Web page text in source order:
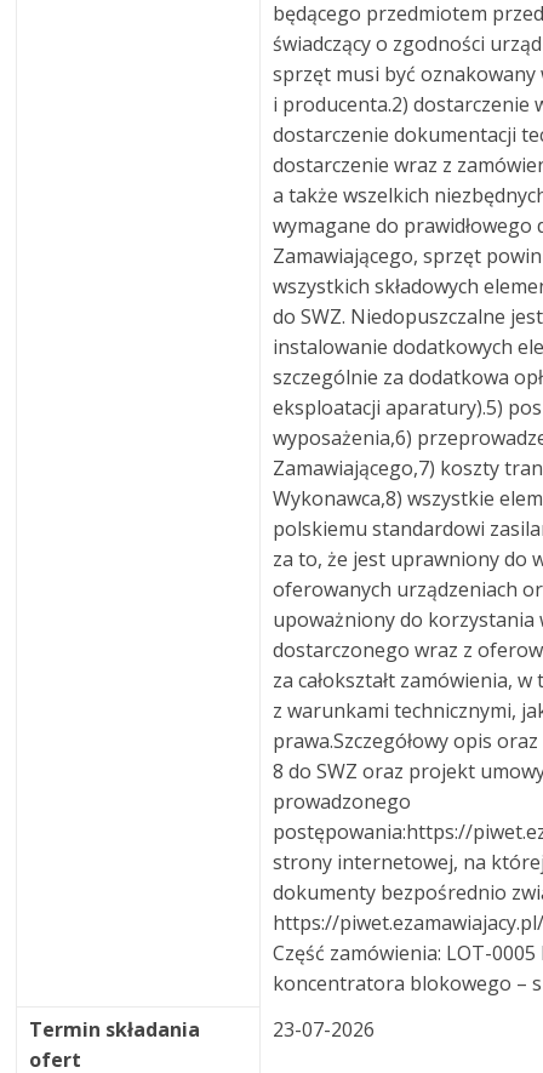
będącego przedmiotem
świadczący o zgodności
sprzęt musi być
i producenta.2) dostarczenie
dostarczenie dokumentacji
dostarczenie wraz z
a także wszelkich
wymagane do
Zamawiającego, sprzęt
wszystkich składowych
do SWZ. Niedopuszczalne
instalowanie dodatkowych
szczególnie za dodatkowa
eksploatacji aparatury).5)
wyposażenia,6)
Zamawiającego,7) koszty
Wykonawca,8) wszystkie
polskiemu standardowi
za to, że jest uprawniony do
oferowanych urządzeniach
upoważniony do korzystania
dostarczonego wraz z
za całokształt zamówienia,
z warunkami technicznymi,
prawa.Szczegółowy opis
8 do SWZ oraz projekt
prowadzonego
postępowania:https://
strony internetowej, na
dokumenty bezpośrednio
https://
Część zamówienia: LOT-
koncentratora blokowego –
Termin składania
ofert
23-07-2026